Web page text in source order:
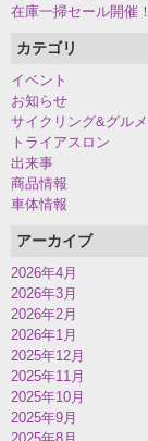
在庫一掃セール開催！
カテゴリ
イベント
お知らせ
サイクリング&グルメ
トライアスロン
出来事
商品情報
車体情報
アーカイブ
2026年4月
2026年3月
2026年2月
2026年1月
2025年12月
2025年11月
2025年10月
2025年9月